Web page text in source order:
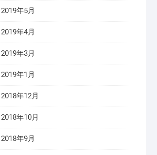
2019年5月
2019年4月
2019年3月
2019年1月
2018年12月
2018年10月
2018年9月